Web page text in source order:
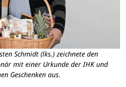
Schmidt (lks.) zeichnete den
mit einer Urkunde der IHK und
Geschenken aus.